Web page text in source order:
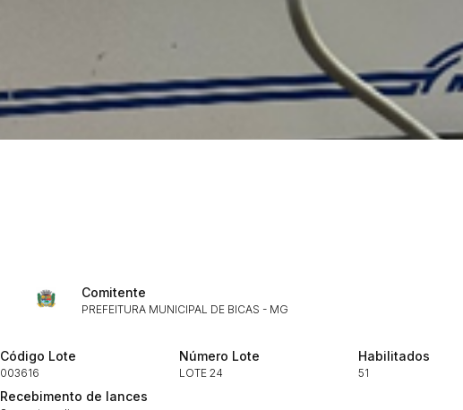
Comitente
PREFEITURA MUNICIPAL DE BICAS - MG
Código Lote
003616
Número Lote
LOTE 24
Habilitados
51
Recebimento de lances
Habilite-se para efetuar lances ou propostas